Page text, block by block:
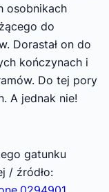
osobnikach
do
Dorastał on do
kończynach i
Do tej pory
A jednak nie!
gatunku
/ źródło: